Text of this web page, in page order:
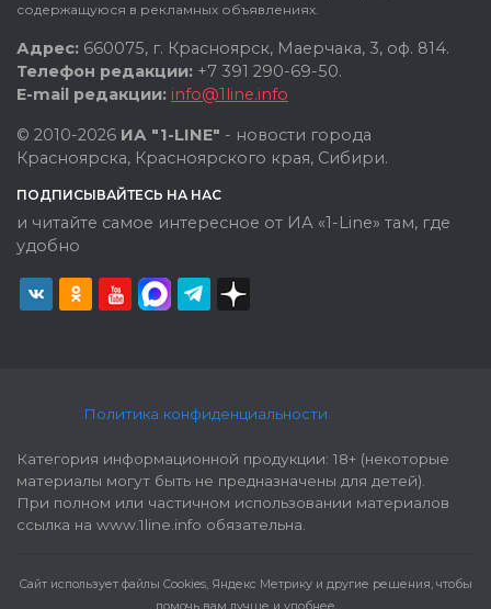
содержащуюся в рекламных объявлениях.
Адрес: 660075, г. Красноярск, Маерчака, 3, оф. 814.
Телефон редакции: +7 391 290-69-50.
E-mail редакции: info@1line.info
© 2010-2026 ИА "1-LINE" - новости города
Красноярска, Красноярского края, Сибири.
ПОДПИСЫВАЙТЕСЬ НА НАС
и читайте самое интересное от ИА «1-Line» там, где
удобно
Политика конфиденциальности
Категория информационной продукции: 18+ (некоторые
материалы могут быть не предназначены для детей).
При полном или частичном использовании материалов
ссылка на www.1line.info обязательна.
Cайт использует файлы Cookies, Яндекс Метрику и другие решения, чтобы